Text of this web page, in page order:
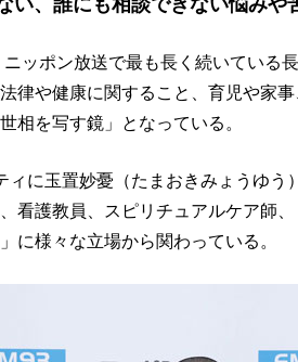
い、誰にも相談できない悩みや
ッポン放送で最も長く続いている
律や健康に関すること、育児や家
相を写す鏡」となっている。
ィに玉置妙憂（たまおきみょうゆう
看護教員、スピリチュアルケア師
に様々な立場から関わっている。